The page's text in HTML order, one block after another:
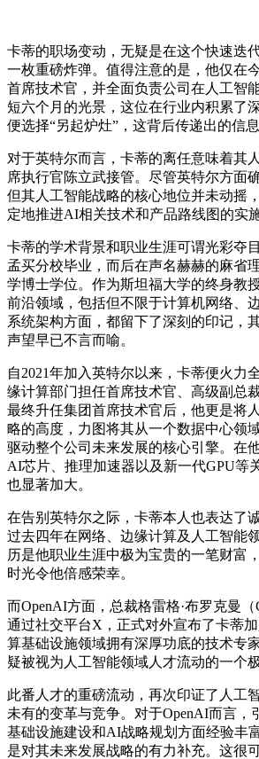
卡蒂的职场变动，无疑是在这个快速迭
一枚重磅炸弹。值得注意的是，他仅在
首席技术官，并全面负责公司在人工智
短六个月的光景，这位在行业内积累了
便选择“另起炉灶”，这背后传递出的信息
对于英特尔而言，卡蒂的离任意味着其
席执行官陈立武接管。尽管英特尔方面
但其人工智能战略的核心地位并未动摇
定地推进AI相关技术和产品路线图的实施
卡蒂的学术背景和职业生涯可谓光彩夺
孟买分校毕业，而后在声名赫赫的麻省
学博士学位。作为斯坦福大学的终身教
前沿领域，包括但不限于计算机网络、
系统架构方面，都留下了深刻的印记，
声望早已不言而喻。
自2021年加入英特尔以来，卡蒂便火力
缘计算部门担任首席技术官、高级副总
最终升任集团首席技术官后，他更是将
略的高度，力图将其从一个数据中心领
驱动整个公司未来发展的核心引擎。在
AI芯片、推理加速器以及新一代GPU等
也显著加大。
在告别英特尔之际，卡蒂本人也表达了
过去四年在网络、边缘计算及人工智能
历是他职业生涯中极为宝贵的一笔财富
时光令他倍感荣幸。
而OpenAI方面，总裁格雷格·布罗克曼（
通过社交平台X，正式对外宣布了卡蒂
算基础设施领域拥有深厚功底的技术专
疑被视为人工智能领域人才流动的一个
此番人才的重磅流动，再次印证了人工
未有的变革与竞争。对于OpenAI而言，
基础设施建设和AI战略规划方面经验丰
是对其未来发展战略的有力补充。这很